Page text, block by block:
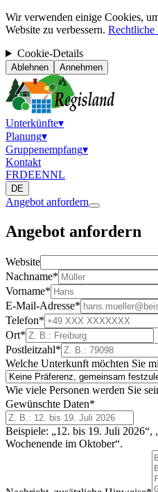
Wir verwenden einige Cookies,
Website zu verbessern. Rechtliche
Cookie-Details
Ablehnen Annehmen
Unterkünfte▾
Planung▾
Gruppenempfang▾
Kontakt
FRDEENNL
DE
Angebot anfordern
Angebot anfordern
Website
Nachname*
Vorname*
E-Mail-Adresse*
Telefon*
Ort*
Postleitzahl*
Welche Unterkunft möchten Sie
Wie viele Personen werden Sie
Gewünschte Daten*
Beispiele: „12. bis 19. Juli 2026“,
Wochenende im Oktober“.